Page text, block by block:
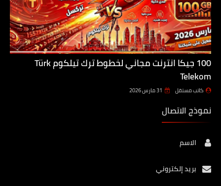
100 جيكا انترنت مجاني لخطوط ترك تيلكوم Türk
Telekom
كاتب مستقل 31 مارس 2026
نموذج الاتصال
الاسم
بريد إلكتروني